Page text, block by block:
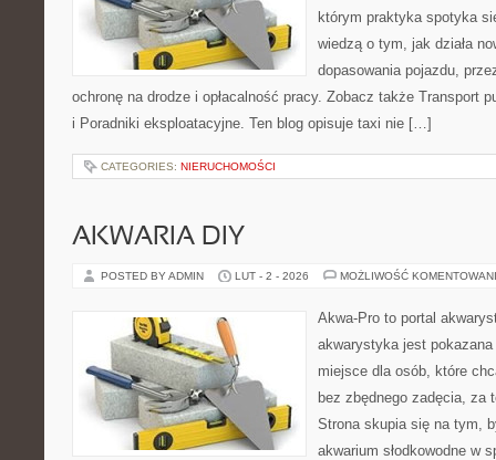
którym praktyka spotyka
wiedzą o tym, jak działa
dopasowania pojazdu,
ochronę na drodze i opłacalność pracy. Zobacz także Transport
i Poradniki eksploatacyjne. Ten blog opisuje taxi nie […]
CATEGORIES: NIERUCHOMOŚCI
AKWARIA DIY
POSTED BY ADMIN LUT - 2 - 2026 MOŻLIWOŚĆ
Akwa-Pro to portal
akwarystyka jest
miejsce dla osób, które
bez zbędnego zadęcia, za
Strona skupia się na tym,
akwarium słodkowodne w